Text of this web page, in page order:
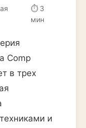
⏱ 3
мин
Comp
в трех
и